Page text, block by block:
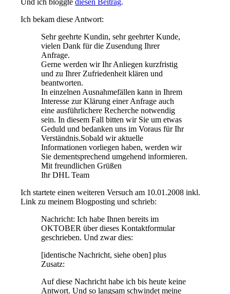
Und ich bloggtediesen Beitrag.
Ich bekam diese Antwort:
Sehr geehrte Kundin, sehr geehrter Kunde,
vielen Dank für die Zusendung Ihrer
Anfrage.
Gerne werden wir Ihr Anliegen kurzfristig
und zu Ihrer Zufriedenheit klären und
beantworten.
In einzelnen Ausnahmefällen kann in Ihrem
Interesse zur Klärung einer Anfrage auch
eine ausführlichere Recherche notwendig
sein. In diesem Fall bitten wir Sie um etwas
Geduld und bedanken uns im Voraus für Ihr
Verständnis.Sobald wir aktuelle
Informationen vorliegen haben, werden wir
Sie dementsprechend umgehend informieren.
Mit freundlichen Grüßen
Ihr DHL Team
Ich startete einen weiteren Versuch am 10.01.2008 inkl.
Link zu meinem Blogposting und schrieb:
Nachricht: Ich habe Ihnen bereits im
OKTOBER über dieses Kontaktformular
geschrieben. Und zwar dies:
[identische Nachricht, siehe oben] plus
Zusatz:
Auf diese Nachricht habe ich bis heute keine
Antwort. Und so langsam schwindet meine